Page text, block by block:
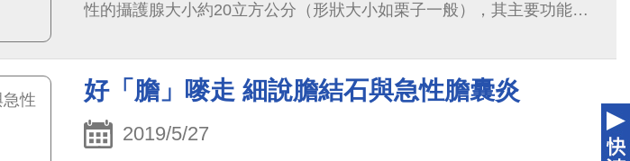
性的攝護腺大小約20立方公分（形狀大小如栗子一般），其主要功能在
量20%的液體。
好「膽」嘜走 細說膽結石與急性膽囊炎
2019/5/27